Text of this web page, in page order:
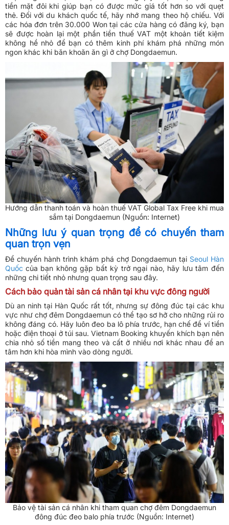
tiền mặt đôi khi giúp bạn có được mức giá tốt hơn so với quẹt
thẻ. Đối với du khách quốc tế, hãy nhớ mang theo hộ chiếu. Với
các hóa đơn trên 30.000 Won tại các cửa hàng có đăng ký, bạn
sẽ được hoàn lại một phần tiền thuế VAT một khoản tiết kiệm
không hề nhỏ để bạn có thêm kinh phí khám phá những món
ngon khác khi băn khoăn ăn gì ở chợ Dongdaemun.
Hướng dẫn thanh toán và hoàn thuế VAT Global Tax Free khi mua
sắm tại Dongdaemun (Nguồn: Internet)
Những lưu ý quan trọng để có chuyến tham
quan trọn vẹn
Để chuyến hành trình khám phá chợ Dongdaemun tại Seoul Hàn
Quốc của bạn không gặp bất kỳ trở ngại nào, hãy lưu tâm đến
những chi tiết nhỏ nhưng quan trọng sau đây.
Cách bảo quản tài sản cá nhân tại khu vực đông người
Dù an ninh tại Hàn Quốc rất tốt, nhưng sự đông đúc tại các khu
vực như chợ đêm Dongdaemun có thể tạo sơ hở cho những rủi ro
không đáng có. Hãy luôn đeo ba lô phía trước, hạn chế để ví tiền
hoặc điện thoại ở túi sau. Vietnam Booking khuyến khích bạn nên
chia nhỏ số tiền mang theo và cất ở nhiều nơi khác nhau để an
tâm hơn khi hòa mình vào dòng người.
Bảo vệ tài sản cá nhân khi tham quan chợ đêm Dongdaemun
đông đúc đeo balo phía trước (Nguồn: Internet)